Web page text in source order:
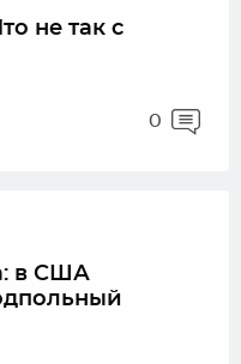
не так с
0
в США